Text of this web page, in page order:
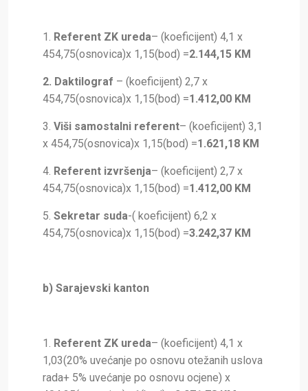
1. Referent ZK ureda– (koeficijent) 4,1 x
454,75(osnovica)x 1,15(bod) =2.144,15 KM
2. Daktilograf – (koeficijent) 2,7 x
454,75(osnovica)x 1,15(bod) =1.412,00 KM
3. Viši samostalni referent– (koeficijent) 3,1
x 454,75(osnovica)x 1,15(bod) =1.621,18 KM
4. Referent izvršenja– (koeficijent) 2,7 x
454,75(osnovica)x 1,15(bod) =1.412,00 KM
5. Sekretar suda-( koeficijent) 6,2 x
454,75(osnovica)x 1,15(bod) =3.242,37 KM
b) Sarajevski kanton
1. Referent ZK ureda– (koeficijent) 4,1 x
1,03(20% uvećanje po osnovu otežanih uslova
rada+ 5% uvećanje po osnovu ocjene) x